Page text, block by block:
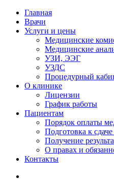
Главная
Врачи
Услуги и цены
Медицинские
Медицинские
УЗИ, ЭЭГ
УЗДС
Процедурный
О клинике
Лицензии
График работы
Пациентам
Порядок оплаты
Подготовка к
Получение
О правах и
Контакты